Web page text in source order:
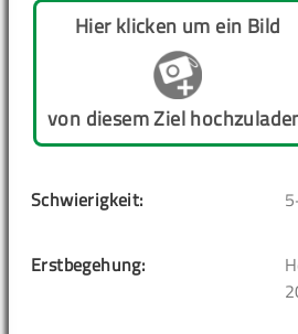
Hier klicken um ein Bild
von diesem Ziel
Schwierigkeit:
Erstbegehung: